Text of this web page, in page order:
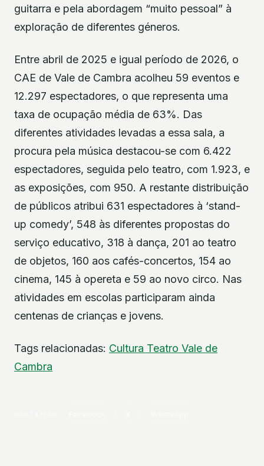
guitarra e pela abordagem “muito pessoal” à
exploração de diferentes géneros.
Entre abril de 2025 e igual período de 2026, o
CAE de Vale de Cambra acolheu 59 eventos e
12.297 espectadores, o que representa uma
taxa de ocupação média de 63%. Das
diferentes atividades levadas a essa sala, a
procura pela música destacou-se com 6.422
espectadores, seguida pelo teatro, com 1.923, e
as exposições, com 950. A restante distribuição
de públicos atribui 631 espectadores à ‘stand-
up comedy’, 548 às diferentes propostas do
serviço educativo, 318 à dança, 201 ao teatro
de objetos, 160 aos cafés-concertos, 154 ao
cinema, 145 à opereta e 59 ao novo circo. Nas
atividades em escolas participaram ainda
centenas de crianças e jovens.
Tags relacionadas: Cultura Teatro Vale de
Cambra